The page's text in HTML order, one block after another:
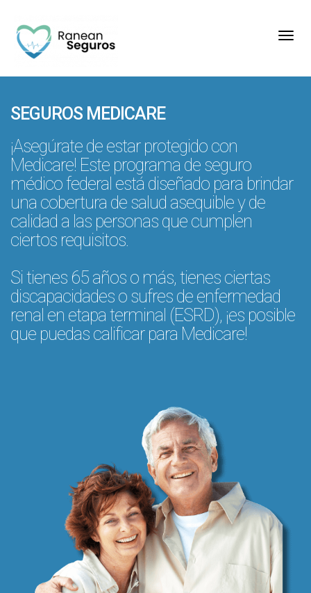
SEGUROS MEDICARE
¡Asegúrate de estar protegido con
Medicare! Este programa de seguro
médico federal está diseñado para brindar
una cobertura de salud asequible y de
calidad a las personas que cumplen
ciertos requisitos.
Si tienes 65 años o más, tienes ciertas
discapacidades o sufres de enfermedad
renal en etapa terminal (ESRD), ¡es posible
que puedas calificar para Medicare!